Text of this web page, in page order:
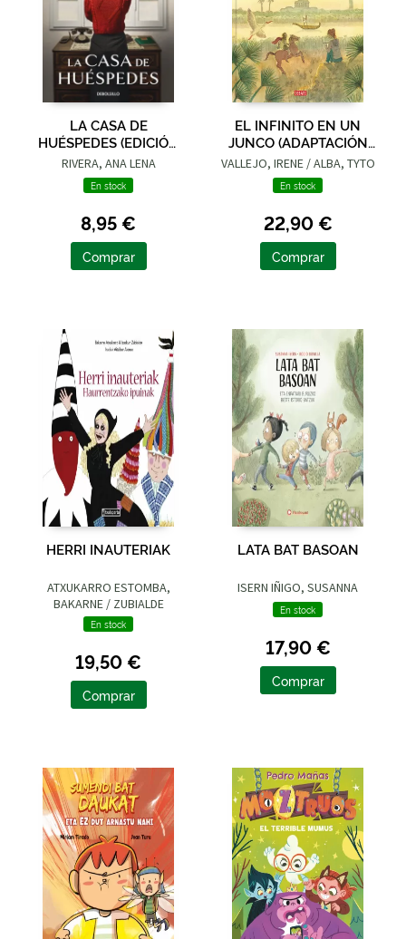
LA CASA DE
HUÉSPEDES (EDICIÓN
LIMITADA · VERANO)
RIVERA, ANA LENA
En stock
8,95 €
Comprar
EL INFINITO EN UN
JUNCO (ADAPTACIÓN
GRÁFICA)
VALLEJO, IRENE / ALBA, TYTO
En stock
22,90 €
Comprar
HERRI INAUTERIAK
ATXUKARRO ESTOMBA,
BAKARNE / ZUBIALDE
GRAJIRENA, IZASKUN
En stock
19,50 €
Comprar
LATA BAT BASOAN
ISERN IÑIGO, SUSANNA
En stock
17,90 €
Comprar